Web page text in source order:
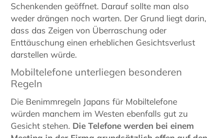
Schenkenden geöffnet. Darauf sollte man also
weder drängen noch warten. Der Grund liegt darin,
dass das Zeigen von Überraschung oder
Enttäuschung einen erheblichen Gesichtsverlust
darstellen würde.
Mobiltelefone unterliegen besonderen
Regeln
Die Benimmregeln Japans für Mobiltelefone
würden manchem im Westen ebenfalls gut zu
Gesicht stehen. Die Telefone werden bei einem